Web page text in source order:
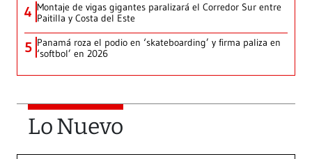
4 Montaje de vigas gigantes paralizará el Corredor Sur entre
Paitilla y Costa del Este
5 Panamá roza el podio en ‘skateboarding’ y firma paliza en
‘softbol’ en 2026
Lo Nuevo